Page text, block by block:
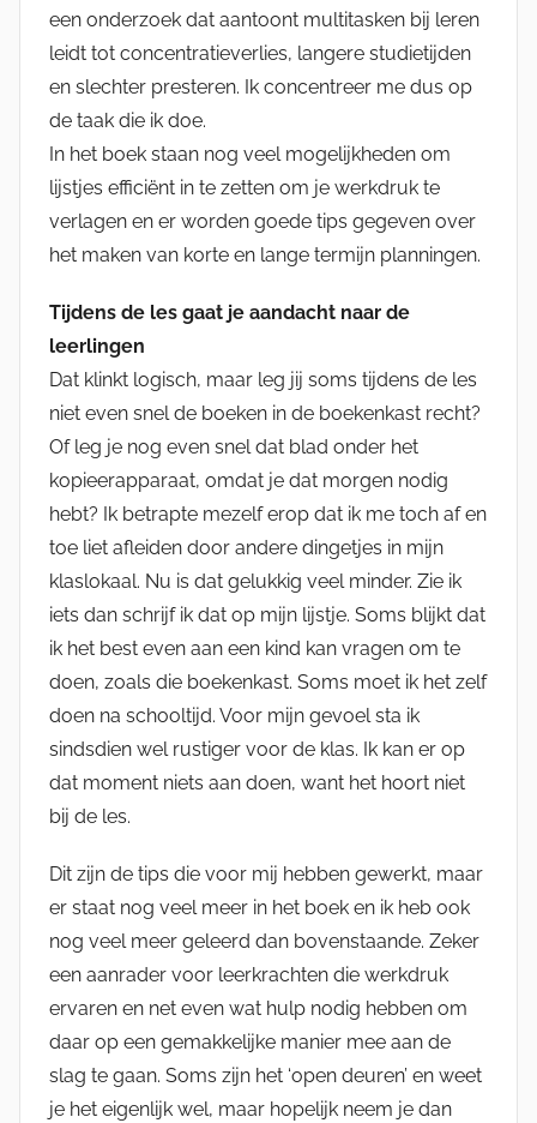
een onderzoek dat aantoont multitasken bij leren
leidt tot concentratieverlies, langere studietijden
en slechter presteren. Ik concentreer me dus op
de taak die ik doe.
In het boek staan nog veel mogelijkheden om
lijstjes efficiënt in te zetten om je werkdruk te
verlagen en er worden goede tips gegeven over
het maken van korte en lange termijn planningen.
Tijdens de les gaat je aandacht naar de
leerlingen
Dat klinkt logisch, maar leg jij soms tijdens de les
niet even snel de boeken in de boekenkast recht?
Of leg je nog even snel dat blad onder het
kopieerapparaat, omdat je dat morgen nodig
hebt? Ik betrapte mezelf erop dat ik me toch af en
toe liet afleiden door andere dingetjes in mijn
klaslokaal. Nu is dat gelukkig veel minder. Zie ik
iets dan schrijf ik dat op mijn lijstje. Soms blijkt dat
ik het best even aan een kind kan vragen om te
doen, zoals die boekenkast. Soms moet ik het zelf
doen na schooltijd. Voor mijn gevoel sta ik
sindsdien wel rustiger voor de klas. Ik kan er op
dat moment niets aan doen, want het hoort niet
bij de les.
Dit zijn de tips die voor mij hebben gewerkt, maar
er staat nog veel meer in het boek en ik heb ook
nog veel meer geleerd dan bovenstaande. Zeker
een aanrader voor leerkrachten die werkdruk
ervaren en net even wat hulp nodig hebben om
daar op een gemakkelijke manier mee aan de
slag te gaan. Soms zijn het ‘open deuren’ en weet
je het eigenlijk wel, maar hopelijk neem je dan